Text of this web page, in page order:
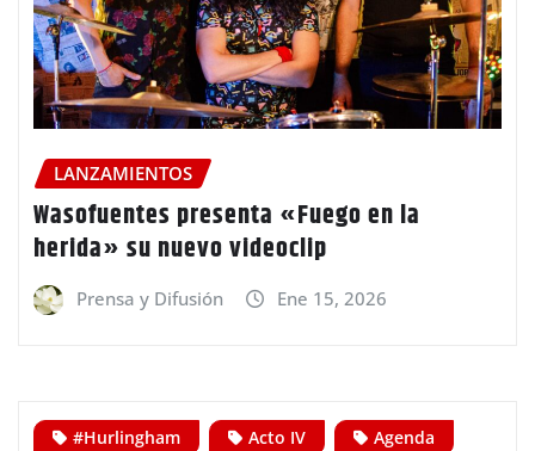
LANZAMIENTOS
Wasofuentes presenta «Fuego en la
herida» su nuevo videoclip
Prensa y Difusión Ene 15, 2026
#Hurlingham Acto IV
Agenda